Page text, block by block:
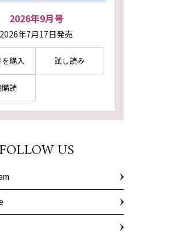
2026年9月号
2026年7月17日発売
購入 試し読み
購読
FOLLOW US